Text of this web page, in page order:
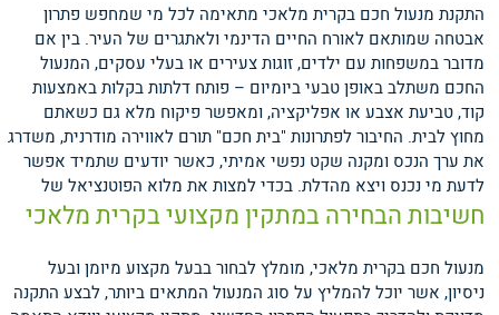
התקנת מנעול חכם בקרית מלאכי מתאימה לכל מי שמחפש פתרון
אבטחה שמותאם לאורח החיים הדינמי ולאתגרים של העיר. בין אם
מדובר במשפחות עם ילדים, זוגות צעירים או בעלי עסקים, המנעול
החכם משתלב באופן טבעי ביומיום – פותח דלתות בקלות באמצעות
קוד, טביעת אצבע או אפליקציה, ומאפשר פיקוח מלא גם כשאתם
מחוץ לבית. החיבור לפתרונות "בית חכם" תורם לאווירה מודרנית, משדרג
את ערך הנכס ומקנה שקט נפשי אמיתי, כאשר יודעים שתמיד אפשר
לדעת מי נכנס ויצא מהדלת.
חשיבות הבחירה במתקין מקצועי בקרית מלאכי
בכדי למצות את מלוא הפוטנציאל של
מנעול חכם בקרית מלאכי, מומלץ לבחור בבעל מקצוע מיומן ובעל
ניסיון, אשר יוכל להמליץ על סוג המנעול המתאים ביותר, לבצע התקנה